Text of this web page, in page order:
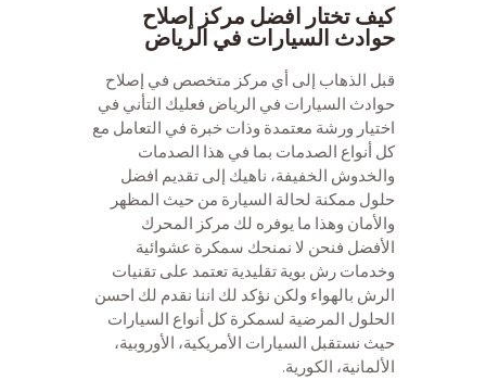
كيف تختار افضل مركز إصلاح
حوادث السيارات في الرياض
قبل الذهاب إلى أي مركز متخصص في إصلاح
حوادث السيارات في الرياض فعليك التأني في
اختيار ورشة معتمدة وذات خبرة في التعامل مع
كل أنواع الصدمات بما في هذا الصدمات
والخدوش الخفيفة، ناهيك إلى تقديم افضل
حلول ممكنة لحالة السيارة من حيث المظهر
والأمان وهذا ما يوفره لك مركز المحرك
الأفضل فنحن لا نمنحك سمكرة عشوائية
وخدمات رش بوية تقليدية تعتمد على تقنيات
الرش بالهواء ولكن نؤكد لك اننا نقدم لك احسن
الحلول المرضية لسمكرة كل أنواع السيارات
حيث نستقبل السيارات الأمريكية، الأوروبية،
الألمانية، الكورية.